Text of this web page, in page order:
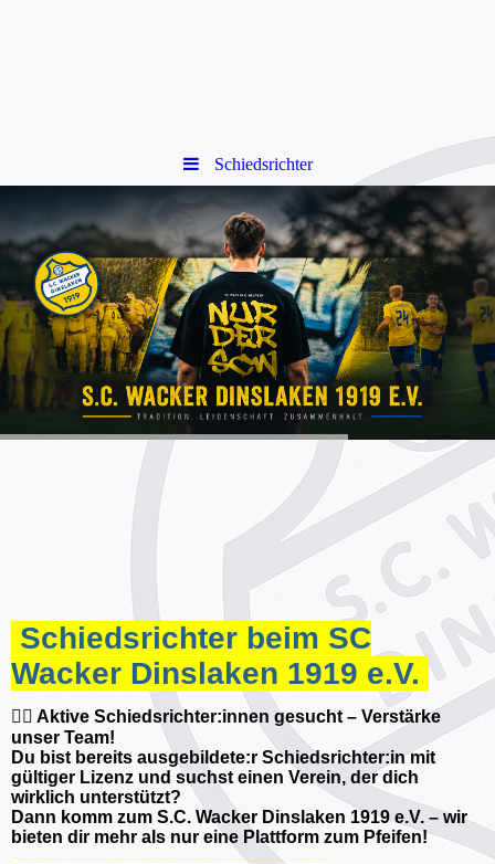
Schiedsrichter
/
Schiedsrichter beim SC
Wacker Dinslaken 1919 e.V.
🧑‍⚖️ Aktive Schiedsrichter:innen gesucht – Verstärke
unser Team!
Du bist bereits ausgebildete:r Schiedsrichter:in mit
gültiger Lizenz und suchst einen Verein, der dich
wirklich unterstützt?
Dann komm zum S.C. Wacker Dinslaken 1919 e.V. – wir
bieten dir mehr als nur eine Plattform zum Pfeifen!